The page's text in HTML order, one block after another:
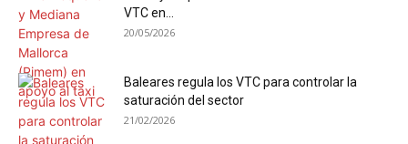
VTC en...
20/05/2026
Baleares regula los VTC para controlar la
saturación del sector
21/02/2026